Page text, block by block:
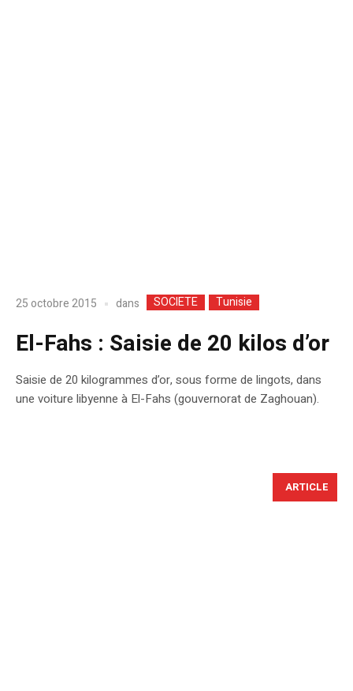
25 octobre 2015 dans SOCIETE Tunisie
El-Fahs : Saisie de 20 kilos d’or
Saisie de 20 kilogrammes d’or, sous forme de lingots, dans
une voiture libyenne à El-Fahs (gouvernorat de Zaghouan).
ARTICLE